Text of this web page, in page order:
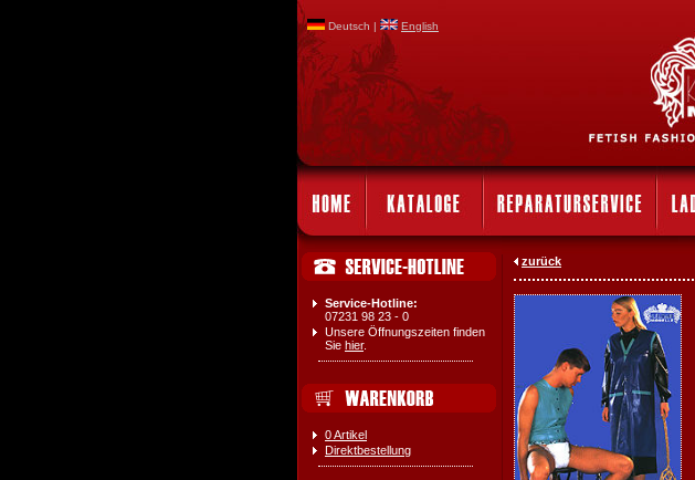
Deutsch | English
Service-Hotline:
07231 98 23 - 0
Unsere Öffnungszeiten finden
Sie hier.
0 Artikel
Direktbestellung
zurück